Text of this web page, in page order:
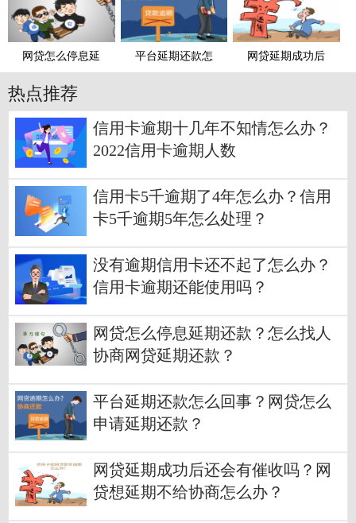
网贷怎么停息延 平台延期还款怎 网贷延期成功后
热点推荐
信用卡逾期十几年不知情怎么办？
2022信用卡逾期人数
信用卡5千逾期了4年怎么办？信用
卡5千逾期5年怎么处理？
没有逾期信用卡还不起了怎么办？
信用卡逾期还能使用吗？
网贷怎么停息延期还款？怎么找人
协商网贷延期还款？
平台延期还款怎么回事？网贷怎么
申请延期还款？
网贷延期成功后还会有催收吗？网
贷想延期不给协商怎么办？